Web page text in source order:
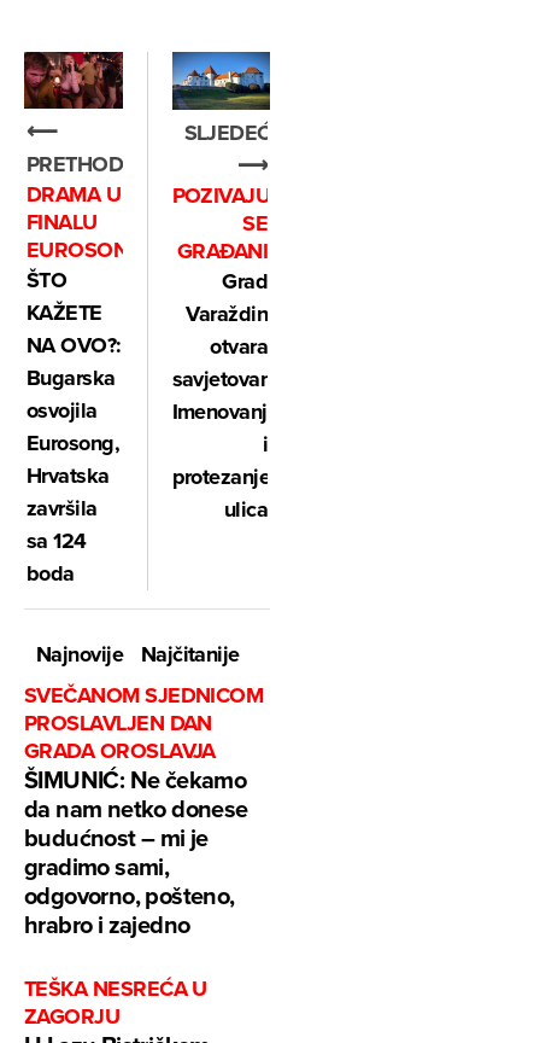
⟵
PRETHODNO
DRAMA U
FINALU
EUROSONGA
ŠTO
KAŽETE
NA OVO?:
Bugarska
osvojila
Eurosong,
Hrvatska
završila
sa 124
boda
SLJEDEĆE
⟶
POZIVAJU
SE
GRAĐANI
Grad
Varaždin
otvara
savjetovanje:
Imenovanje
i
protezanje
ulica
Najnovije
Najčitanije
SVEČANOM SJEDNICOM
PROSLAVLJEN DAN
GRADA OROSLAVJA
ŠIMUNIĆ: Ne čekamo
da nam netko donese
budućnost – mi je
gradimo sami,
odgovorno, pošteno,
hrabro i zajedno
TEŠKA NESREĆA U
ZAGORJU